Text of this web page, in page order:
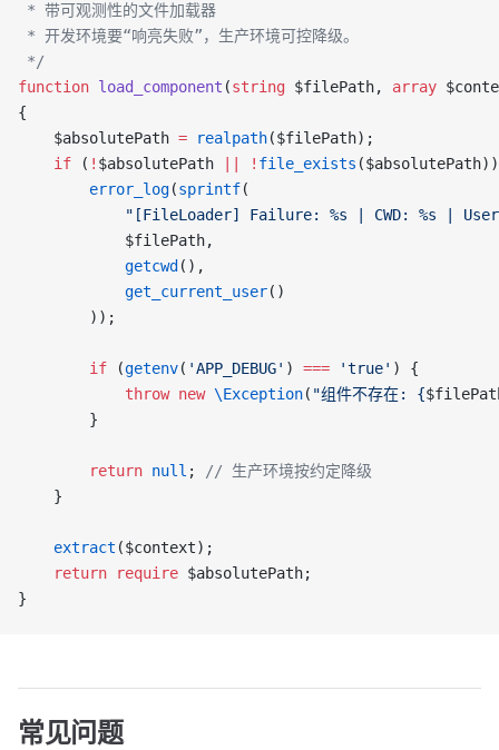
* 带可观测性的文件加载器
* 开发环境要“响亮失败”，生产环境可控降级。
*/
function load_component (string $filePath, array
{
    $absolutePath
= realpath($filePath);
    if
( ! $absolutePath ! file_exists
        error_log
(sprintf(
"[FileLoader] Failure: %s | CWD: %s |
            $filePath,
            getcwd
(),
            get_current_user
()
        ));
        if
(getenv( 'APP_DEBUG' ) === 'true' ) {
            throw
new \Exception( "组件不存在: {
        }
        return
null ;
// 生产环境按约定降级
    }
    extract
($context);
    return
require $absolutePath;
}
常见问题